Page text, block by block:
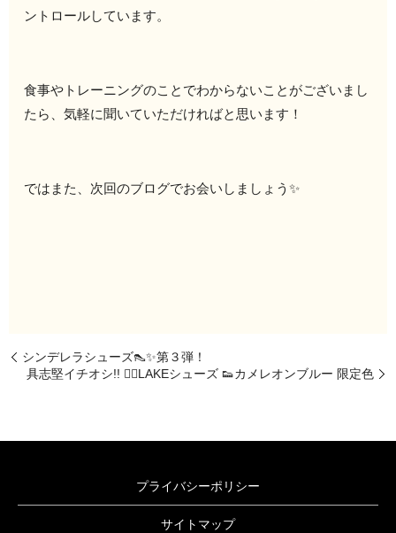
ントロールしています。
食事やトレーニングのことでわからないことがございまし
たら、気軽に聞いていただければと思います！
ではまた、次回のブログでお会いしましょう✨
シンデレラシューズ👠✨第３弾！
具志堅イチオシ!! 🚴‍♂️LAKEシューズ 👟カメレオンブルー 限定色
プライバシーポリシー
サイトマップ